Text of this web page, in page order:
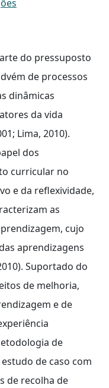
do pressuposto
de processos
dinâmicas
da vida
Lima, 2010).
dos
curricular no
e da reflexividade,
as
cujo
aprendizagens
Suportado do
de melhoria,
e de
de
de caso com
de recolha de